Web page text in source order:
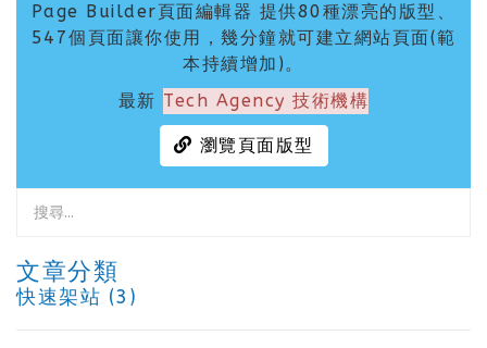
Page Builder頁面編輯器 提供80種漂亮的版型、
547個頁面讓你使用，幾分鐘就可建立網站頁面(範
本持續增加)。
最新 Tech Agency 技術機構
瀏覽頁面版型
文章分類
快速架站 (3)